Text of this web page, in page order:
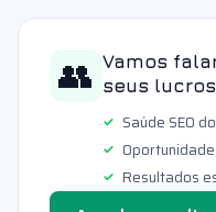
👥 Vamos
seus
Saúde SEO
Resultados